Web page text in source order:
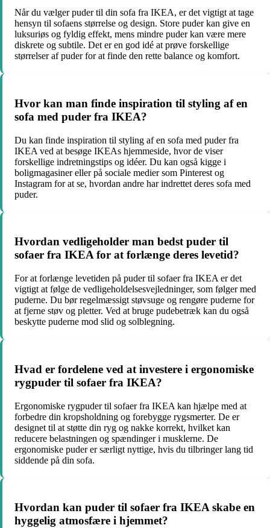
Når du vælger puder til din sofa fra IKEA, er det vigtigt at tage
hensyn til sofaens størrelse og design. Store puder kan give en
luksuriøs og fyldig effekt, mens mindre puder kan være mere
diskrete og subtile. Det er en god idé at prøve forskellige
størrelser af puder for at finde den rette balance og komfort.
Hvor kan man finde inspiration til styling af en
sofa med puder fra IKEA?
Du kan finde inspiration til styling af en sofa med puder fra
IKEA ved at besøge IKEAs hjemmeside, hvor de viser
forskellige indretningstips og idéer. Du kan også kigge i
boligmagasiner eller på sociale medier som Pinterest og
Instagram for at se, hvordan andre har indrettet deres sofa med
puder.
Hvordan vedligeholder man bedst puder til
sofaer fra IKEA for at forlænge deres levetid?
For at forlænge levetiden på puder til sofaer fra IKEA er det
vigtigt at følge de vedligeholdelsesvejledninger, som følger med
puderne. Du bør regelmæssigt støvsuge og rengøre puderne for
at fjerne støv og pletter. Ved at bruge pudebetræk kan du også
beskytte puderne mod slid og solblegning.
Hvad er fordelene ved at investere i ergonomiske
rygpuder til sofaer fra IKEA?
Ergonomiske rygpuder til sofaer fra IKEA kan hjælpe med at
forbedre din kropsholdning og forebygge rygsmerter. De er
designet til at støtte din ryg og nakke korrekt, hvilket kan
reducere belastningen og spændinger i musklerne. De
ergonomiske puder er særligt nyttige, hvis du tilbringer lang tid
siddende på din sofa.
Hvordan kan puder til sofaer fra IKEA skabe en
hyggelig atmosfære i hjemmet?